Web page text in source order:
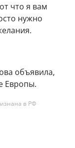
что я вам
нужно
объявила,
Европы.
в РФ